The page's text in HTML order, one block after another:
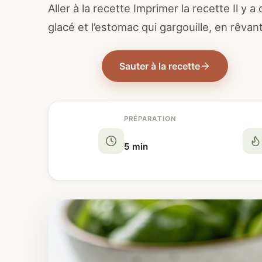
Aller à la recette Imprimer la recette Il y a
glacé et l’estomac qui gargouille, en rêvant
Sauter à la recette
PRÉPARATION
5 min